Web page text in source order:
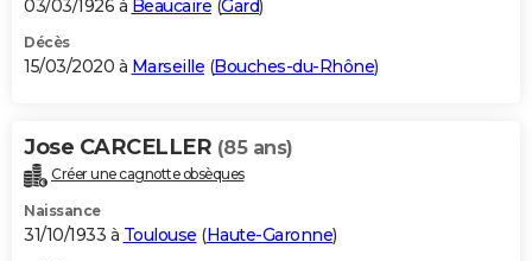
03/03/1926 à Beaucaire (Gard)
Décès
15/03/2020 à Marseille (Bouches-du-Rhône)
Jose CARCELLER (85 ans)
Créer une cagnotte obsèques
Naissance
31/10/1933 à Toulouse (Haute-Garonne)